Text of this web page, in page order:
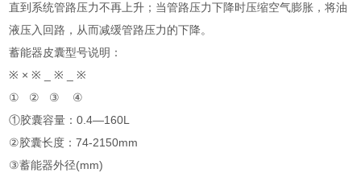
直到系统管路压力不再上升；当管路压力下降时压缩空气膨胀，将油
液压入回路，从而减缓管路压力的下降。
蓄能器皮囊型号说明：
※ × ※ _ ※ ­_ ※
① ② ③ ④
①胶囊容量：0.4—160L
②胶囊长度：74-2150mm
③蓄能器外径(mm)